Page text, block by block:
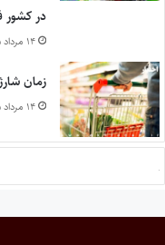
در کشور
۱۴ مرداد ۱۴۰۵
زمان
۱۴ مرداد ۱۴۰۵